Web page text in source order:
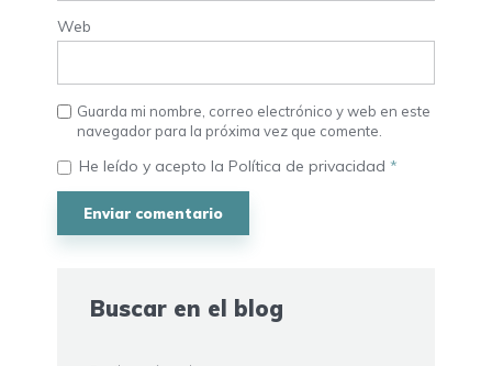
Web
Guarda mi nombre, correo electrónico y web en este
navegador para la próxima vez que comente.
He leído y acepto la Política de privacidad *
Buscar en el blog